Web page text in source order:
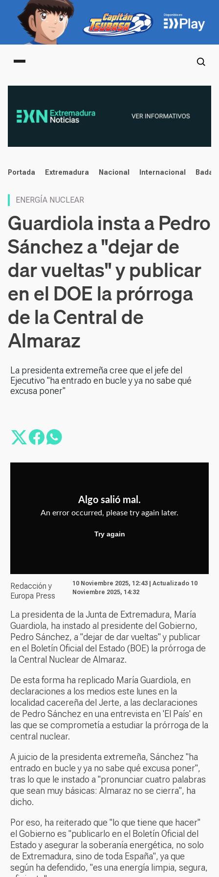
Main menu
noticias
Portada Extremadura Nacional Internacional
ENERGÍA NUCLEAR
Guardiola insta a Pedro
Sánchez a "dejar de
dar vueltas" y publicar
en el DOE la prórroga
de la Central de
Almaraz
La presidenta extremeña cree que el jefe del
Ejecutivo "ha entrado en bucle y ya no sabe qué
excusa poner"
Redacción y
Europa Press
10 Noviembre 2025, 12:43 | Actualizado 10
Noviembre 2025, 14:32
La presidenta de la Junta de Extremadura, María
Guardiola, ha instado al presidente del Gobierno,
Pedro Sánchez, a "dejar de dar vueltas" y publicar
en el Boletín Oficial del Estado (BOE) la prórroga de
la Central Nuclear de Almaraz.
De esta forma ha replicado María Guardiola, en
declaraciones a los medios este lunes en la
localidad cacereña del Jerte, a las declaraciones
de Pedro Sánchez en una entrevista en 'El País' en
las que se comprometía a estudiar la prórroga de la
central nuclear.
A juicio de la presidenta extremeña, Sánchez "ha
entrado en bucle y ya no sabe qué excusa poner",
tras lo que le instado a "pronunciar cuatro palabras
que sean muy básicas: Almaraz no se cierra", ha
dicho.
Por eso, ha reiterado que "lo que tiene que hacer"
el Gobierno es "publicarlo en el Boletín Oficial del
Estado y asegurar la soberanía energética, no solo
de Extremadura, sino de toda España", ya que
según ha defendido, "es una energía limpia, segura,